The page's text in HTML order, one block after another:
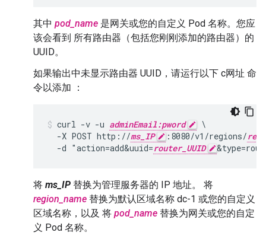
其中 pod_name 是网关或您的自定义 Pod 名称。您应
该会看到 所有路由器（包括您刚刚添加的路由器）的
UUID。
如果输出中未显示路由器 UUID，请运行以下 c网址 命
令以添加 ：
curl -v -u adminEmail:pword
\
  -X POST http://
ms_IP :8080/v1/regions/
  -d "action=add&uuid=
router_UUID
将 ms_IP 替换为管理服务器的 IP 地址。 将
region_name 替换为默认区域名称 dc-1 或您的自定义
区域名称，以及 将 pod_name 替换为网关或您的自定
义 Pod 名称。